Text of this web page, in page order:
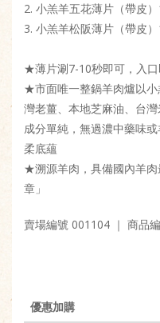
2. 小羔羊五花薄片（帶皮
3. 小羔羊松阪薄片（帶皮
★薄片涮7-10秒即可，入
★市面唯一整鍋羊肉爐以
灣老薑、本地芝麻油、台
成分單純，無過濃中藥味
柔底蘊
★溯源羊肉，具備國內羊
章」
賣場編號 001104 ｜ 商品
優惠加購